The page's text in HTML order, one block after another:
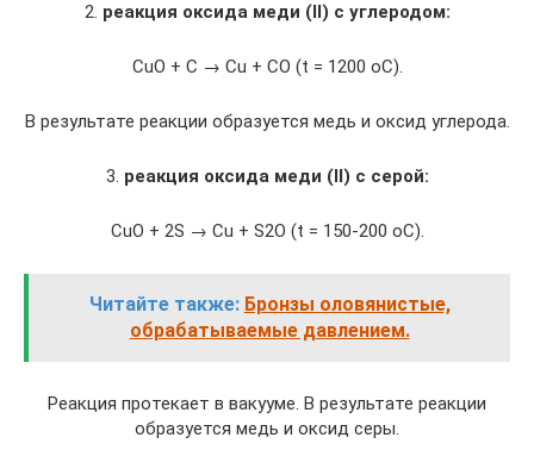
2. реакция оксида меди (II) с углеродом:
CuО + С → Cu + СО (t = 1200 oC).
В результате реакции образуется медь и оксид углерода.
3. реакция оксида меди (II) с серой:
CuО + 2S → Cu + S2О (t = 150-200 oC).
Читайте также: Бронзы оловянистые,
обрабатываемые давлением.
Реакция протекает в вакууме. В результате реакции
образуется медь и оксид серы.